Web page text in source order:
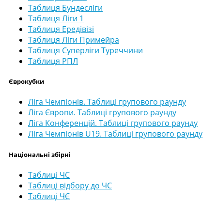
Таблиця Бундесліги
Таблиця Ліги 1
Таблиця Ередівізі
Таблиця Ліги Примейра
Таблиця Суперліги Туреччини
Таблиця РПЛ
Єврокубки
Ліга Чемпіонів. Таблиці групового раунду
Ліга Європи. Таблиці групового раунду
Ліга Конференцій. Таблиці групового раунду
Ліга Чемпіонів U19. Таблиці групового раунду
Національні збірні
Таблиці ЧС
Таблиці відбору до ЧС
Таблиці ЧЄ